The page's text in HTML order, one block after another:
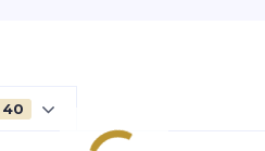
40